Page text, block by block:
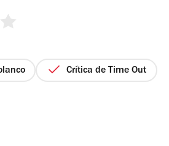
Crítica de Time Out